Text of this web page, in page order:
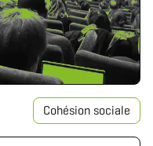
Cohésion sociale